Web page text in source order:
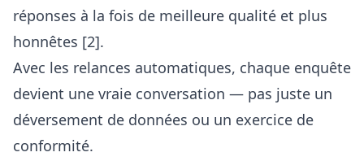
réponses à la fois de meilleure qualité et plus
honnêtes [2].
Avec les relances automatiques, chaque enquête
devient une vraie conversation — pas juste un
déversement de données ou un exercice de
conformité.